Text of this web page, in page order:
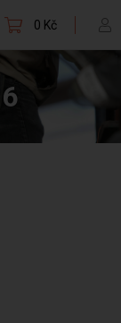
0 Kč